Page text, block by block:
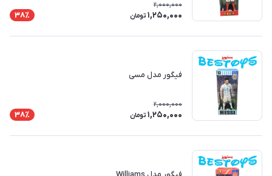
2,000,000
1,250,000 تومان 38٪
فیگور مدل مسی
2,000,000
1,250,000 تومان 38٪